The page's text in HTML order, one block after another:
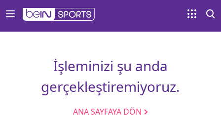
İşleminizi şu anda
gerçekleştiremiyoruz.
ANA SAYFAYA DÖN